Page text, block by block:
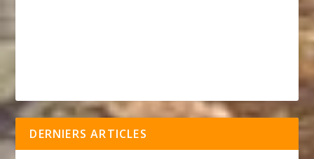
DERNIERS ARTICLES